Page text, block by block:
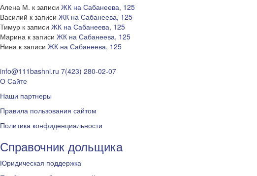
Алена М. к записи ЖК на Сабанеева, 125
Василий к записи ЖК на Сабанеева, 125
Тимур к записи ЖК на Сабанеева, 125
Марина к записи ЖК на Сабанеева, 125
Нина к записи ЖК на Сабанеева, 125
info@111bashni.ru 7(423) 280-02-07
О Сайте
Наши партнеры
Правила пользования сайтом
Политика конфиденциальности
Справочник дольщика
Юридическая поддержка